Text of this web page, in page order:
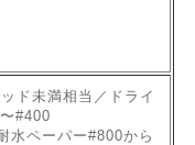
ド未満相当／ドライ
#400
水ペーパー#800から